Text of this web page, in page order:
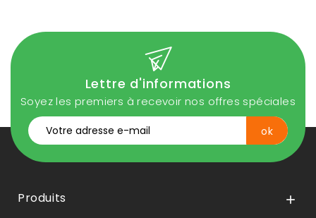
Lettre d'informations
Soyez les premiers à recevoir nos offres spéciales
Produits 